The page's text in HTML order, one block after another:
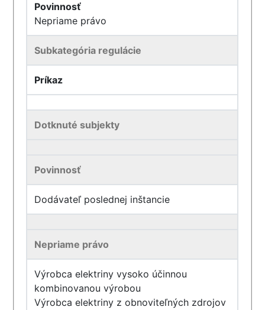
Povinnosť
Nepriame právo
Subkategória regulácie
Príkaz
Dotknuté subjekty
Povinnosť
Dodávateľ poslednej inštancie
Nepriame právo
Výrobca elektriny vysoko účinnou
kombinovanou výrobou
Výrobca elektriny z obnoviteľných zdrojov